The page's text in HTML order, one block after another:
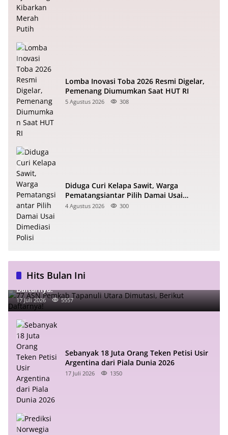
Lomba Inovasi Toba 2026 Resmi Digelar,
Pemenang Diumumkan Saat HUT RI
5 Agustus 2026 308
Diduga Curi Kelapa Sawit, Warga
Pematangsiantar Pilih Damai Usai
Dimediasi Polisi
4 Agustus 2026 300
Hits Bulan Ini
77 ASN Pemkab Tapanuli Utara Dimutasi, Berikut
Daftarnya!
17 Juli 2026 5557
Sebanyak 18 Juta Orang Teken Petisi Usir
Argentina dari Piala Dunia 2026
17 Juli 2026 1350